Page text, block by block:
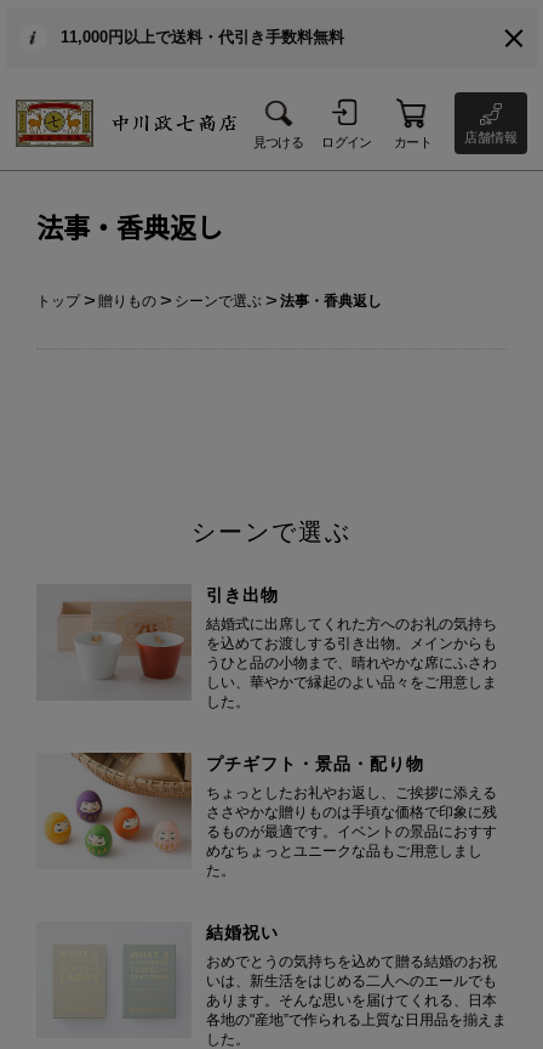
11,000円以上で送料・代引き手数料無料
見つける ログイン カート 店舗情報
法事・香典返し
トップ 贈りもの シーンで選ぶ 法事・香典返し
シーンで選ぶ
引き出物
結婚式に出席してくれた方へのお礼の気持ち
を込めてお渡しする引き出物。メインからも
うひと品の小物まで、晴れやかな席にふさわ
しい、華やかで縁起のよい品々をご用意しま
した。
プチギフト・景品・配り物
ちょっとしたお礼やお返し、ご挨拶に添える
ささやかな贈りものは手頃な価格で印象に残
るものが最適です。イベントの景品におすす
めなちょっとユニークな品もご用意しまし
た。
結婚祝い
おめでとうの気持ちを込めて贈る結婚のお祝
いは、新生活をはじめる二人へのエールでも
あります。そんな思いを届けてくれる、日本
各地の"産地”で作られる上質な日用品を揃えま
した。